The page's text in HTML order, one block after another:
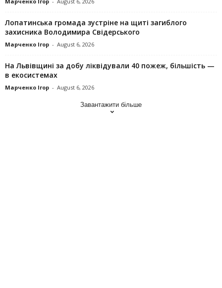
Лопатинська громада зустріне на щиті загиблого
захисника Володимира Свідерського
Марченко Ігор - August 6, 2026
На Львівщині за добу ліквідували 40 пожеж, більшість —
в екосистемах
Марченко Ігор - August 6, 2026
Завантажити більше